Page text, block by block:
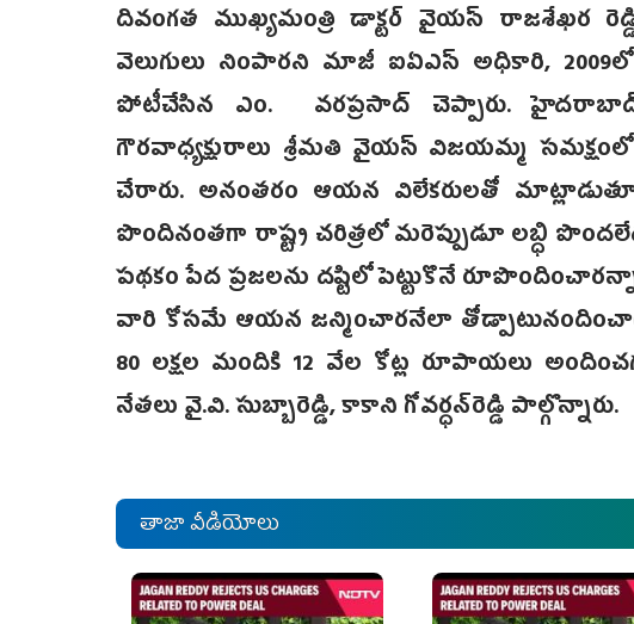
దివంగత ముఖ్యమంత్రి డాక్టర్ వైయస్ రాజశేఖర
వెలుగులు నింపారని మాజీ ఐఏఎస్ అధికారి,
పోటీచేసిన ఎం. వరప్రసాద్ చెప్పారు.
గౌరవాధ్యక్షురాలు శ్రీమతి వైయస్ విజయమ్మ
చేరారు. అనంతరం ఆయన విలేకరులతో
పొందినంతగా రాష్ట్ర చరిత్రలో మరెప్పుడూ లబ్ధి
పథకం పేద ప్రజలను దష్టిలో పెట్టుకొనే
వారి కోసమే ఆయన జన్మించారనేలా
80 లక్షల మందికి 12 వేల కోట్ల రూపాయలు
నేతలు వై.వి. సుబ్బారెడ్డి, కాకాని గోవర్ధన్‌రెడ్డి పాల్గొన్నారు.
తాజా వీడియోలు